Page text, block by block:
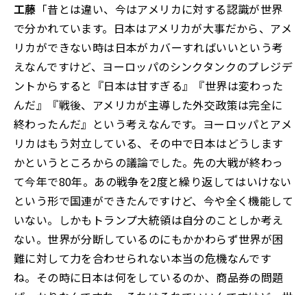
工藤 「昔とは違い、今はアメリカに対する認識が世界
で分かれています。日本はアメリカが大事だから、アメ
リカができない時は日本がカバーすればいいという考
えなんですけど、ヨーロッパのシンクタンクのプレジデ
ントからすると『日本は甘すぎる』『世界は変わった
んだ』『戦後、アメリカが主導した外交政策は完全に
終わったんだ』という考えなんです。ヨーロッパとアメ
リカはもう対立している、その中で日本はどうします
かというところからの議論でした。先の大戦が終わっ
て今年で80年。あの戦争を2度と繰り返してはいけない
という形で国連ができたんですけど、今や全く機能して
いない。しかもトランプ大統領は自分のことしか考え
ない。世界が分断しているのにもかかわらず世界が困
難に対して力を合わせられない本当の危機なんです
ね。その時に日本は何をしているのか、商品券の問題